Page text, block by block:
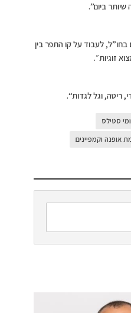
ביום”.
בחו”ל, לעבוד על קו התפר בין
זוגיות״.
ריטה, וגל לגדות“.
סטילס
אופנה וקמפיינים